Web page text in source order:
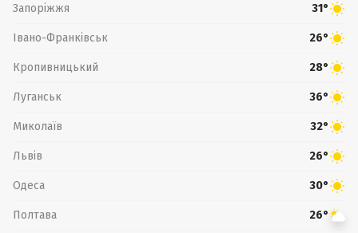
Запоріжжя 31°
Івано-Франківськ 26°
Кропивницький 28°
Луганськ 36°
Миколаїв 32°
Львів 26°
Одеса 30°
Полтава 26°